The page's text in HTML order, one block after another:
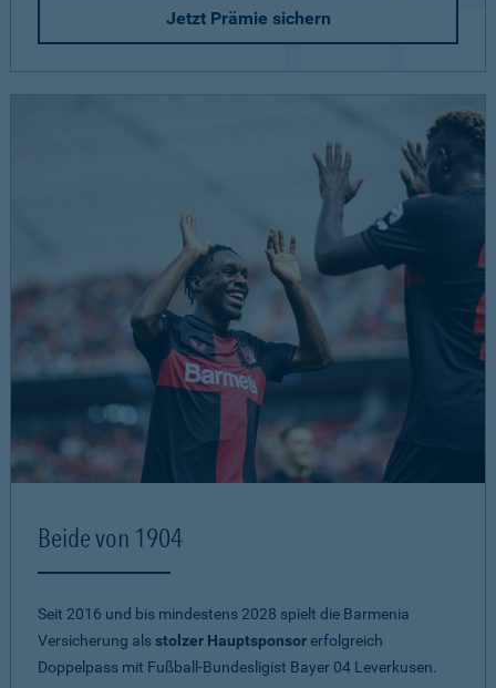
Jetzt Prämie sichern
Beide von 1904
Seit 2016 und bis mindestens 2028 spielt die Barmenia
Versicherung alsstolzer Hauptsponsorerfolgreich
Doppelpass mit Fußball-Bundesligist Bayer 04 Leverkusen.